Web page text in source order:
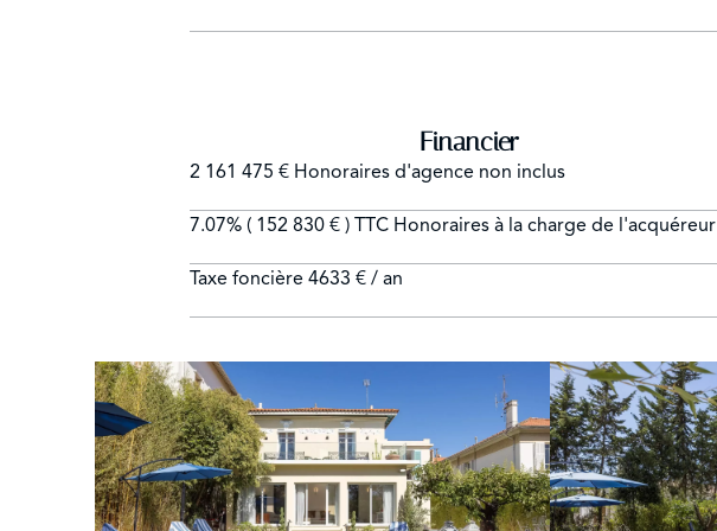
Financier
2 161 475 € Honoraires d'agence non inclus
7.07% ( 152 830 € ) TTC Honoraires à la charge de l'acquéreur
Taxe foncière 4633 € / an